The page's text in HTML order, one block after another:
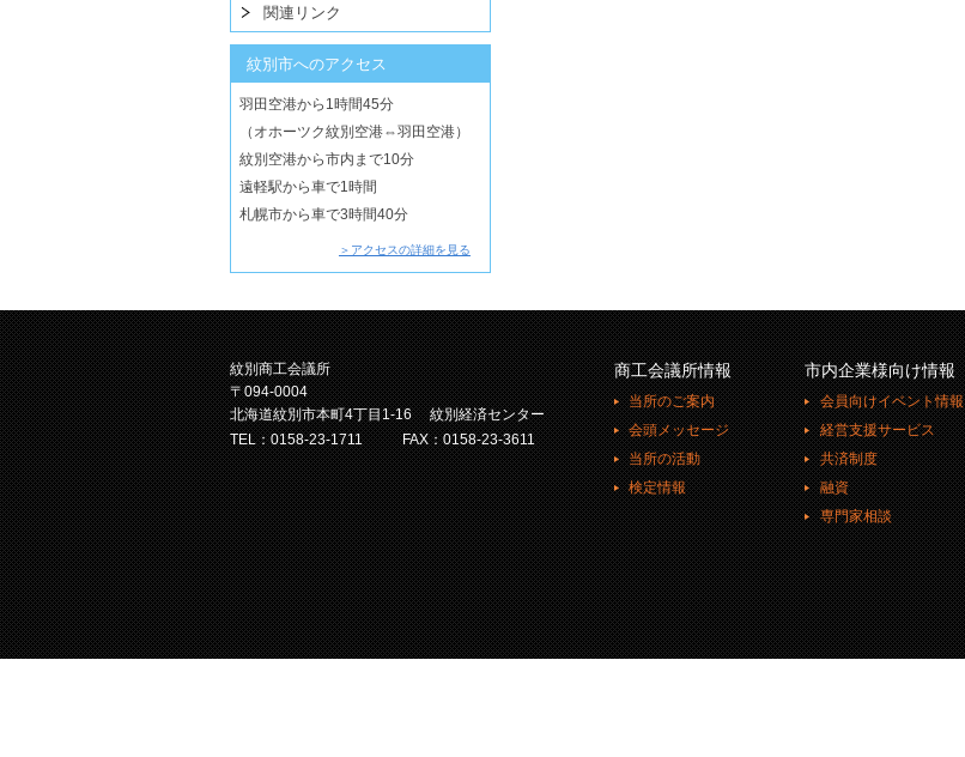
関連リンク
紋別市へのアクセス
羽田空港から1時間45分
（オホーツク紋別空港⇔羽田空港）
紋別空港から市内まで10分
遠軽駅から車で1時間
札幌市から車で3時間40分
＞アクセスの詳細を見る
紋別商工会議所
〒094-0004
北海道紋別市本町4丁目1-16 紋別経済センター
TEL：0158-23-1711
FAX：0158-23-3611
商工会議所情報
当所のご案内
会頭メッセージ
当所の活動
検定情報
市内企業様向け情報
会員向けイベント情報
経営支援サービス
共済制度
融資
専門家相談